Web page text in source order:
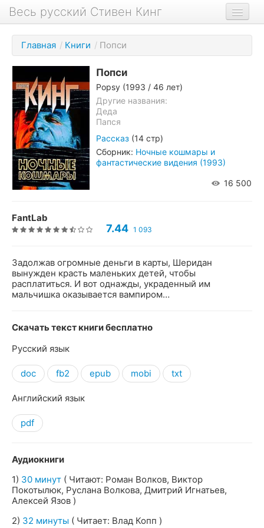
Весь русский Стивен Кинг
Книги
Фильмы
Аудиокниги
Новости сайта
Новости Кинга
Биография
О проекте
Главная / Книги / Попси
Попси
Popsy (1993 / 46 лет)
Другие названия:
Деда
Папся
Рассказ (14 стр)
Сборник: Ночные кошмары и
фантастические видения (1993)
16 500
FantLab
7.44 1 093
Задолжав огромные деньги в карты, Шеридан
вынужден красть маленьких детей, чтобы
расплатиться. И вот однажды, украденный им
мальчишка оказывается вампиром…
Скачать текст книги бесплатно
Русский язык
doc fb2 epub mobi txt
Английский язык
pdf
Аудиокниги
1) 30 минут ( Читают: Роман Волков, Виктор
Покотылюк, Руслана Волкова, Дмитрий Игнатьев,
Алексей Язов )
2) 32 минуты ( Читает: Влад Копп )